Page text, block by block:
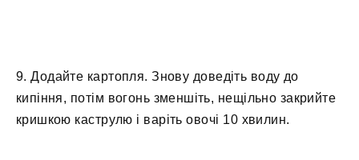
9. Додайте картопля. Знову доведіть воду до
кипіння, потім вогонь зменшіть, нещільно закрийте
кришкою каструлю і варіть овочі 10 хвилин.